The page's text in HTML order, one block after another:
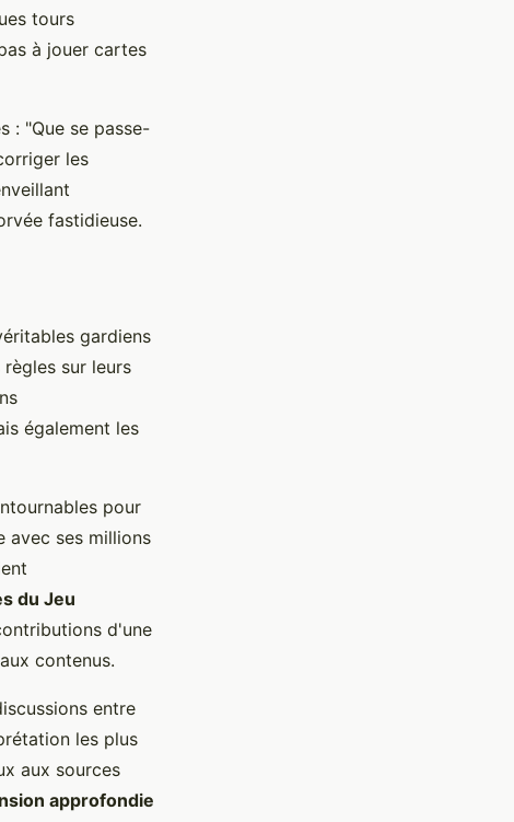
tours
à jouer cartes
: "Que se passe-
les
fastidieuse.
gardiens
sur leurs
également les
pour
avec ses millions
du Jeu
d'une
contenus.
entre
les plus
aux sources
approfondie